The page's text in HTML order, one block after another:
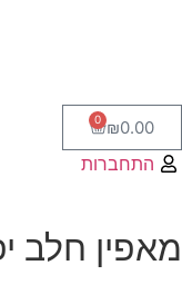
₪0.00
0
התחברות
מאפין חלב